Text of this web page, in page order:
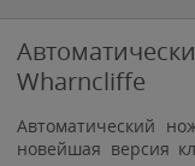
Wharncliffe
Автоматический
новейшая версия